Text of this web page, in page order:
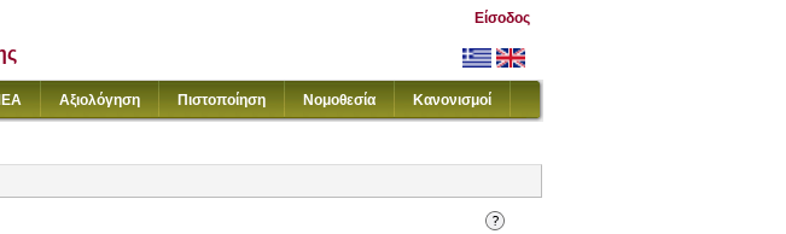
Είσοδος
Αξιολόγηση Πιστοποίηση Νομοθεσία Κανονισμοί